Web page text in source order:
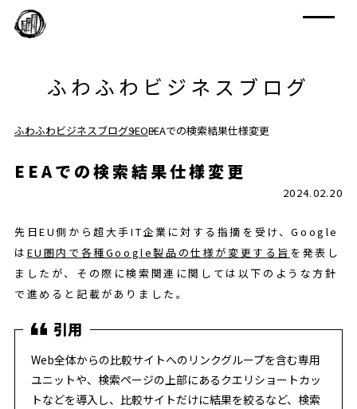
ふわふわビジネスブログ
ふわふわビジネスブログSEOEEAでの検索結果仕様変更
EEAでの検索結果仕様変更
2024.02.20
先日EU側から超大手IT企業に対する指摘を受け、Google
は EU圏内で各種Google製品の仕様が変更する旨 を発表し
ましたが、その際に検索関連に関しては以下のような方針
で進めると記載がありました。
Web全体からの比較サイトへのリンクグループを含む専用
ユニットや、検索ページの上部にあるクエリショートカッ
トなどを導入し、比較サイトだけに結果を絞るなど、検索